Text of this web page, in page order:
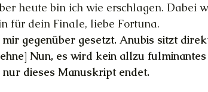
heute bin ich wie erschlagen. Dabei
für dein Finale, liebe Fortuna.
gegenüber gesetzt. Anubis sitzt
Nun, es wird kein allzu fulminantes
dieses Manuskript endet.